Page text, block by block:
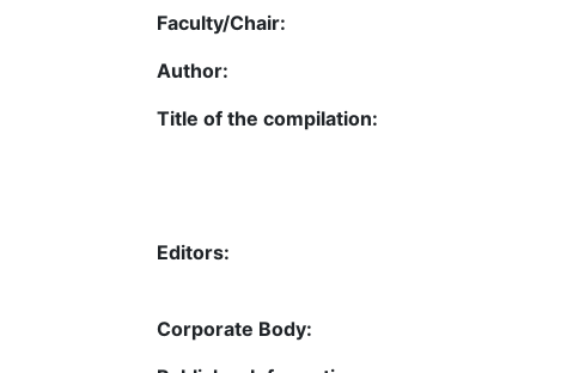
Faculty/Chair:
Author:
Title of the compilation:
Editors:
Corporate Body: